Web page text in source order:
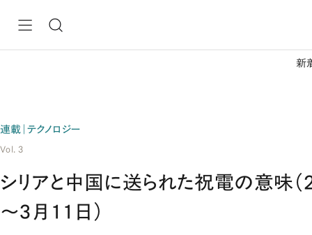
新
連載｜テクノロジー
Vol. 3
シリアと中国に送られた祝電の意味
～3月11日）